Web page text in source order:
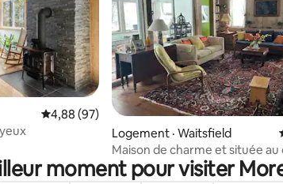
Note moyenne de 4,88 sur 5, 97
4,88 (97)
Logement · Waitsfield
Maison de charme et située
Waitsfield.
moment pour visiter